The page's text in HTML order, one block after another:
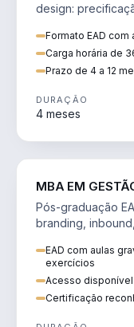
design:
Formato EAD com
Carga horária de
Prazo de 4 a 12
DURAÇÃO
4 meses
MBA EM
Pós-graduação
branding,
EAD com aulas
exercícios
Acesso
Certificação